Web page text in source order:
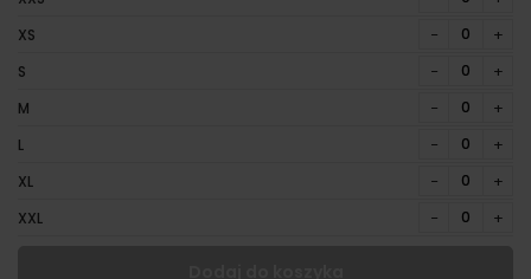
XS − +
S − +
M − +
L − +
XL − +
XXL − +